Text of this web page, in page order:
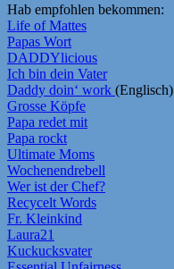
Hab empfohlen bekommen:
Life of Mattes
Papas Wort
DADDYlicious
Ich bin dein Vater
Daddy doin‘ work (Englisch)
Grosse Köpfe
Papa redet mit
Papa rockt
Ultimate Moms
Wochenendrebell
Wer ist der Chef?
Recycelt Words
Fr. Kleinkind
Laura21
Kuckucksvater